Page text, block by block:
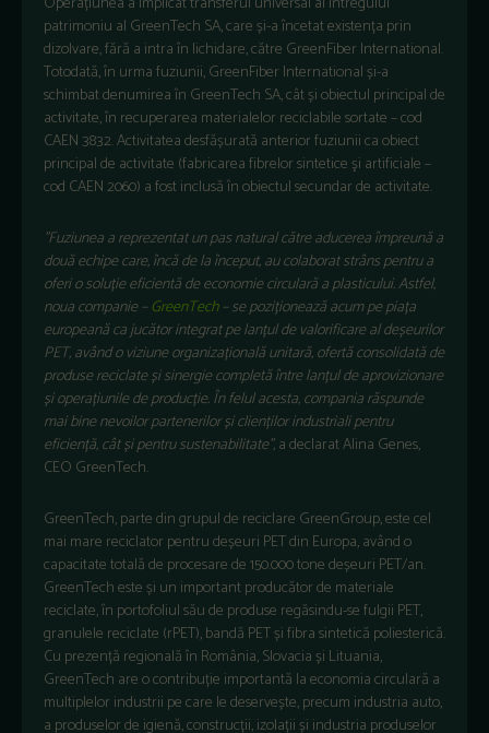
patrimoniu al GreenTech SA, care și-a încetat existența prin
dizolvare, fără a intra în lichidare, către GreenFiber International.
Totodată, în urma fuziunii, GreenFiber International și-a
schimbat denumirea în GreenTech SA, cât și obiectul principal de
activitate, în recuperarea materialelor reciclabile sortate – cod
CAEN 3832. Activitatea desfășurată anterior fuziunii ca obiect
principal de activitate (fabricarea fibrelor sintetice şi artificiale –
cod CAEN 2060) a fost inclusă în obiectul secundar de activitate.
”Fuziunea a reprezentat un pas natural către aducerea împreună a
două echipe care, încă de la început, au colaborat strâns pentru a
oferi o soluție eficientă de economie circulară a plasticului. Astfel,
noua companie –GreenTech– se poziționează acum pe piața
europeană ca jucător integrat pe lanțul de valorificare al deșeurilor
PET, având o viziune organizațională unitară, ofertă consolidată de
produse reciclate și sinergie completă între lanțul de aprovizionare
și operațiunile de producție. În felul acesta, compania răspunde
mai bine nevoilor partenerilor și clienților industriali pentru
eficiență, cât și pentru sustenabilitate”,a declarat Alina Genes,
CEO GreenTech.
GreenTech, parte din grupul de reciclare GreenGroup, este cel
mai mare reciclator pentru deșeuri PET din Europa, având o
capacitate totală de procesare de 150.000 tone deșeuri PET/an.
GreenTech este și un important producător de materiale
reciclate, în portofoliul său de produse regăsindu-se fulgii PET,
granulele reciclate (rPET), bandă PET și fibra sintetică poliesterică.
Cu prezență regională în România, Slovacia și Lituania,
GreenTech are o contribuție importantă la economia circulară a
multiplelor industrii pe care le deservește, precum industria auto,
a produselor de igienă, construcții, izolații și industria produselor